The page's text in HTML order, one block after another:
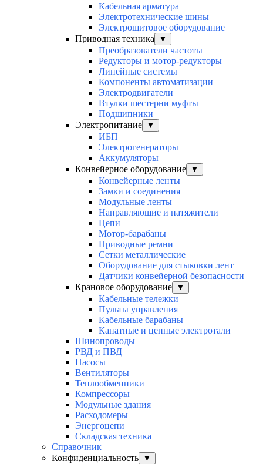
Кабельная арматура
Электротехнические шины
Электрощитовое оборудование
Приводная техника
▼
Преобразователи частоты
Редукторы и мотор-редукторы
Линейные системы
Компоненты автоматизации
Электродвигатели
Втулки шестерни муфты
Подшипники
Электропитание
▼
ИБП
Электрогенераторы
Аккумуляторы
Конвейерное оборудование
▼
Конвейерные ленты
Замки и соединения
Модульные ленты
Направляющие и натяжители
Цепи
Мотор-барабаны
Приводные ремни
Сетки металлические
Оборудование для стыковки лент
Датчики конвейерной безопасности
Крановое оборудование
▼
Кабельные тележки
Пульты управления
Кабельные барабаны
Канатные и цепные электротали
Шинопроводы
РВД и ПВД
Насосы
Вентиляторы
Теплообменники
Компрессоры
Модульные здания
Расходомеры
Энергоцепи
Складская техника
Справочник
Конфиденциальность
▼